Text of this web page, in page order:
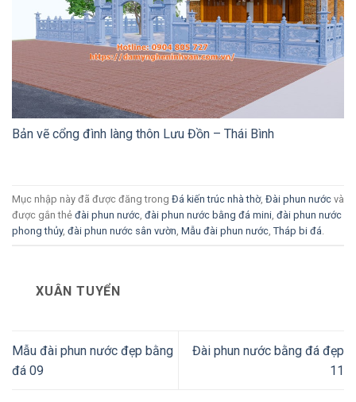
Bản vẽ cổng đình làng thôn Lưu Đồn – Thái Bình
Mục nhập này đã được đăng trong Đá kiến trúc nhà thờ, Đài phun nước và
được gắn thẻ đài phun nước đài phun nước bằng đá mini đài phun nước
phong thủy, đài phun nước sân vườn Mẫu đài phun nước Tháp bi đá
XUÂN TUYỂN
Mẫu đài phun nước đẹp bằng
đá 09
Đài phun nước bằng đá đẹp
11